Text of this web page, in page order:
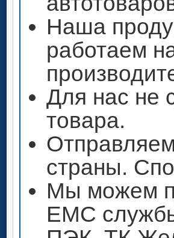
Наша
работаем
Для нас не
товара.
страны.
Мы можем
ЕМС